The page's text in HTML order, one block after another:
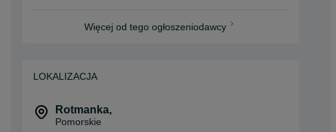
Więcej od tego ogłoszeniodawcy
LOKALIZACJA
Rotmanka,
Pomorskie